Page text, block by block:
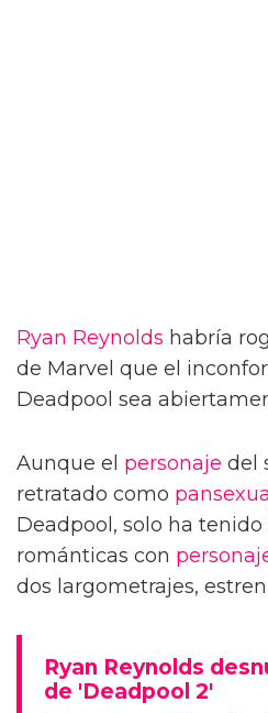
Ryan Reynolds habría
de Marvel que el
Deadpool sea
Aunque el personaje del
retratado como pansexual
Deadpool, solo ha tenido
románticas con
dos largometrajes,
Ryan Reynolds
de 'Deadpool 2'